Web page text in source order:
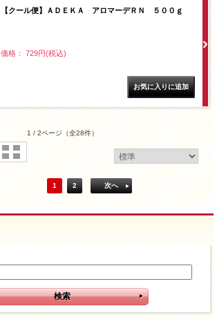
【クール便】ＡＤＥＫＡ アロマーデＲＮ ５００ｇ
価格： 729円(税込)
1 / 2ページ （全28件）
1 2 次へ